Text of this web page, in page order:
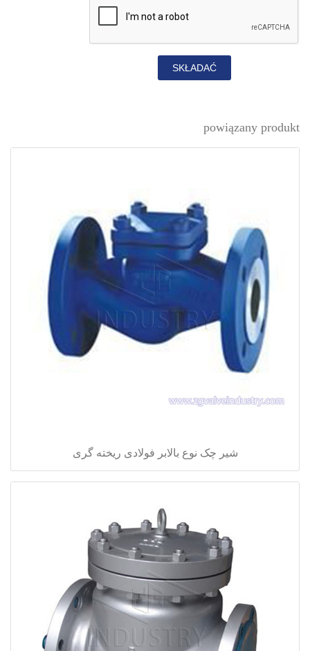
SKŁADAĆ
powiązany produkt
شیر چک نوع بالابر فولادی ریخته گری